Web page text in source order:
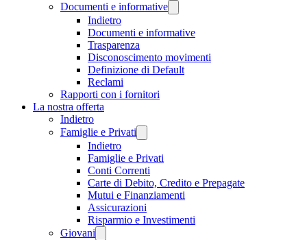
Documenti e informative
Indietro
Documenti e informative
Trasparenza
Disconoscimento movimenti
Definizione di Default
Reclami
Rapporti con i fornitori
La nostra offerta
Indietro
Famiglie e Privati
Indietro
Famiglie e Privati
Conti Correnti
Carte di Debito, Credito e Prepagate
Mutui e Finanziamenti
Assicurazioni
Risparmio e Investimenti
Giovani